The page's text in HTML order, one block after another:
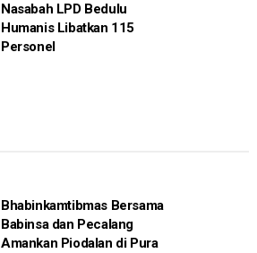
Nasabah LPD Bedulu
Humanis Libatkan 115
Personel
Bhabinkamtibmas Bersama
Babinsa dan Pecalang
Amankan Piodalan di Pura